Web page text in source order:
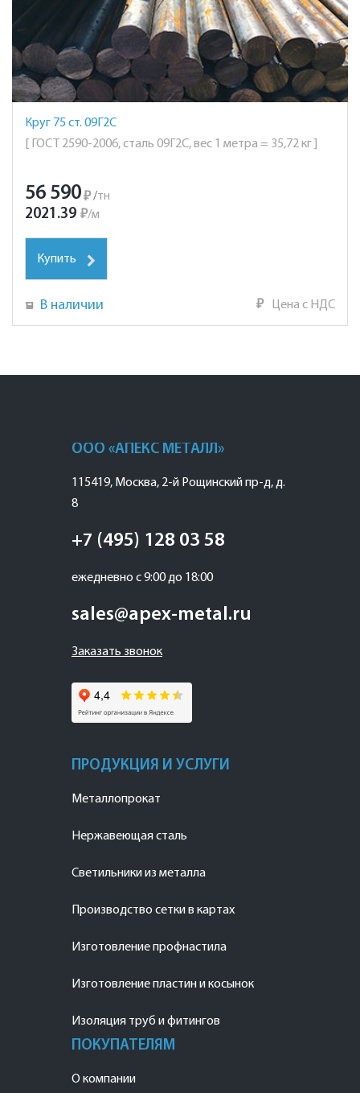
Круг 75 ст. 09Г2С
[ ГОСТ 2590-2006, сталь 09Г2С, вес 1 метра = 35,72 кг ]
56 590₽ /тн
2021.39 ₽/м
Купить
В наличии ₽ Цена с НДС
ООО «АПЕКС МЕТАЛЛ»
115419, Москва, 2-й Рощинский пр-д, д.
8
+7 (495) 128 03 58
ежедневно с 9:00 до 18:00
sales@apex-metal.ru
Заказать звонок
ПРОДУКЦИЯ И УСЛУГИ
Металлопрокат
Нержавеющая сталь
Светильники из металла
Производство сетки в картах
Изготовление профнастила
Изготовление пластин и косынок
Изоляция труб и фитингов
ПОКУПАТЕЛЯМ
О компании